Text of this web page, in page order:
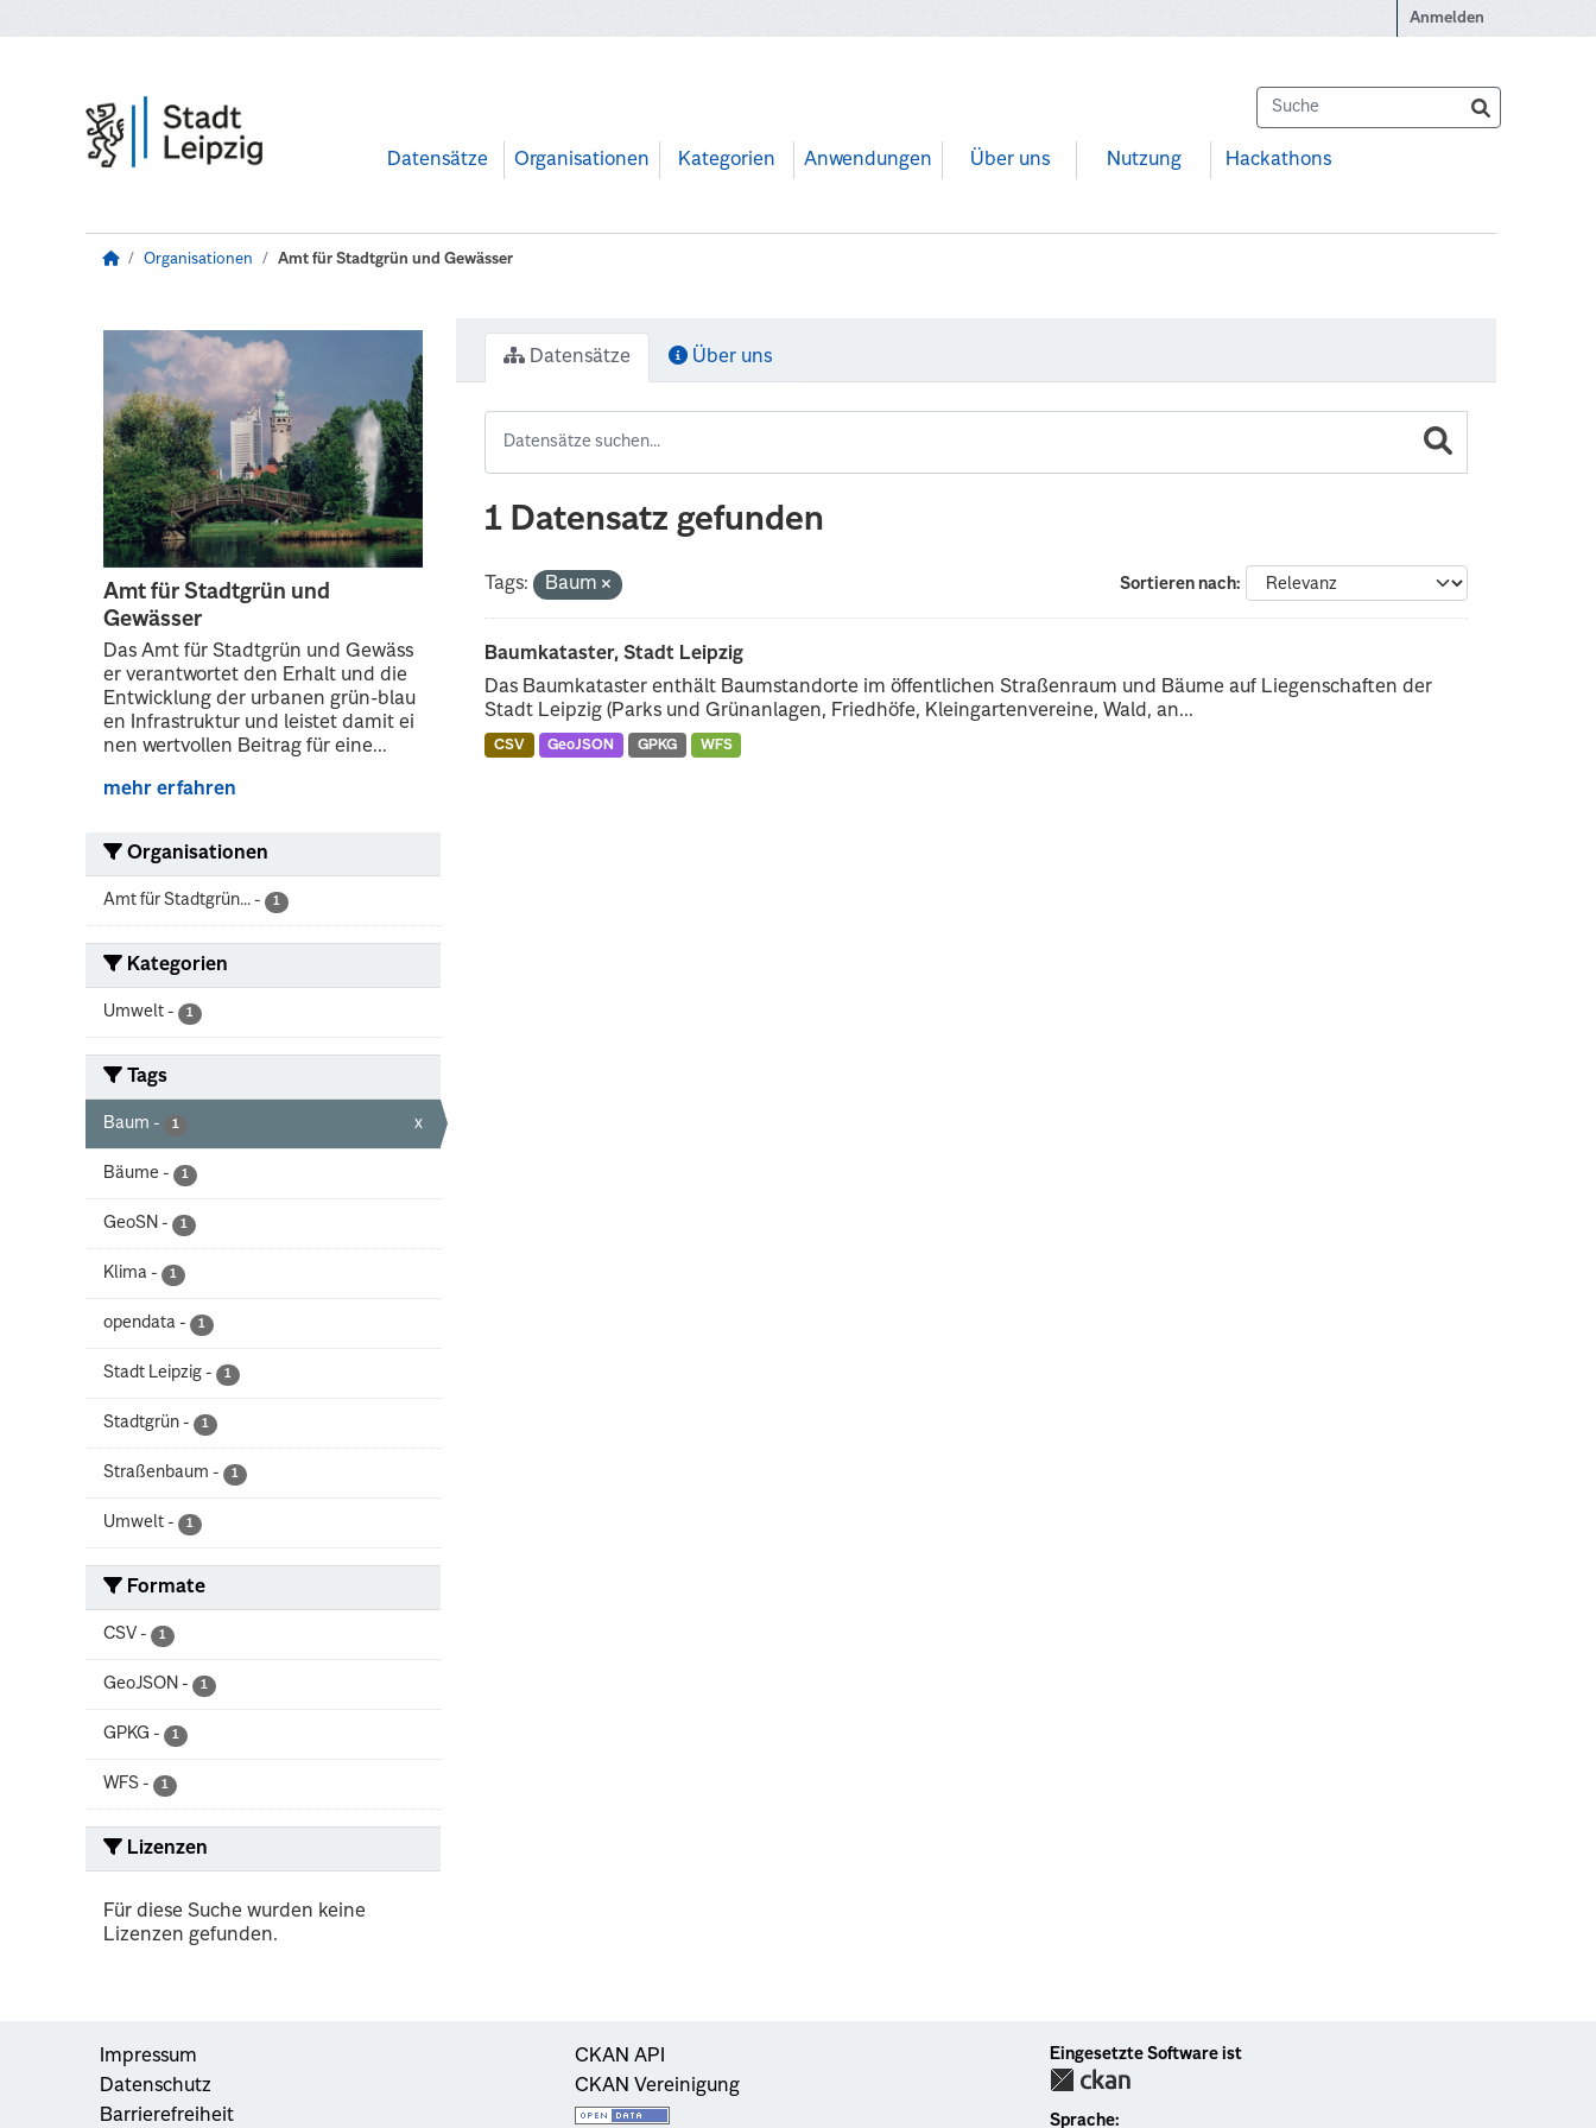
Anmelden
Datensätze Organisationen Kategorien Anwendungen Über uns Nutzung Hackathons
Organisationen Amt für Stadtgrün und Gewässer
Amt für Stadtgrün und
Gewässer
Das Amt für Stadtgrün und Gewäss
er verantwortet den Erhalt und die
Entwicklung der urbanen grün-blau
en Infrastruktur und leistet damit ei
nen wertvollen Beitrag für eine...
mehr erfahren
Organisationen
Amt für Stadtgrün... - 1
Kategorien
Umwelt - 1
Tags
Baum - 1 x
Bäume - 1
GeoSN - 1
Klima - 1
opendata - 1
Stadt Leipzig - 1
Stadtgrün - 1
Straßenbaum - 1
Umwelt - 1
Formate
CSV - 1
GeoJSON - 1
GPKG - 1
WFS - 1
Lizenzen
Für diese Suche wurden keine
Lizenzen gefunden.
Datensätze Über uns
1 Datensatz gefunden
Sortieren nach
Tags: Baum
Baumkataster, Stadt Leipzig
Das Baumkataster enthält Baumstandorte im öffentlichen Straßenraum und Bäume auf Liegenschaften der
Stadt Leipzig (Parks und Grünanlagen, Friedhöfe, Kleingartenvereine, Wald, an...
CSV GeoJSON GPKG WFS
Impressum
Datenschutz
Barrierefreiheit
CKAN API
CKAN Vereinigung
Eingesetzte Software ist
Sprache